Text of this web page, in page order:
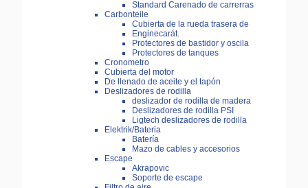
Standard Carenado de carrerras
Carbonteile
Cubierta de la rueda trasera de
Enginecarát.
Protectores de bastidor y oscila
Protectores de tanques
Cronometro
Cubierta del motor
De llenado de aceite y el tapón
Deslizadores de rodilla
deslizador de rodilla de madera
Deslizadores de rodilla PSI
Ligtech deslizadores de rodilla
Elektrik/Bateria
Batería
Mazo de cables y accesorios
Escape
Akrapovic
Soporte de escape